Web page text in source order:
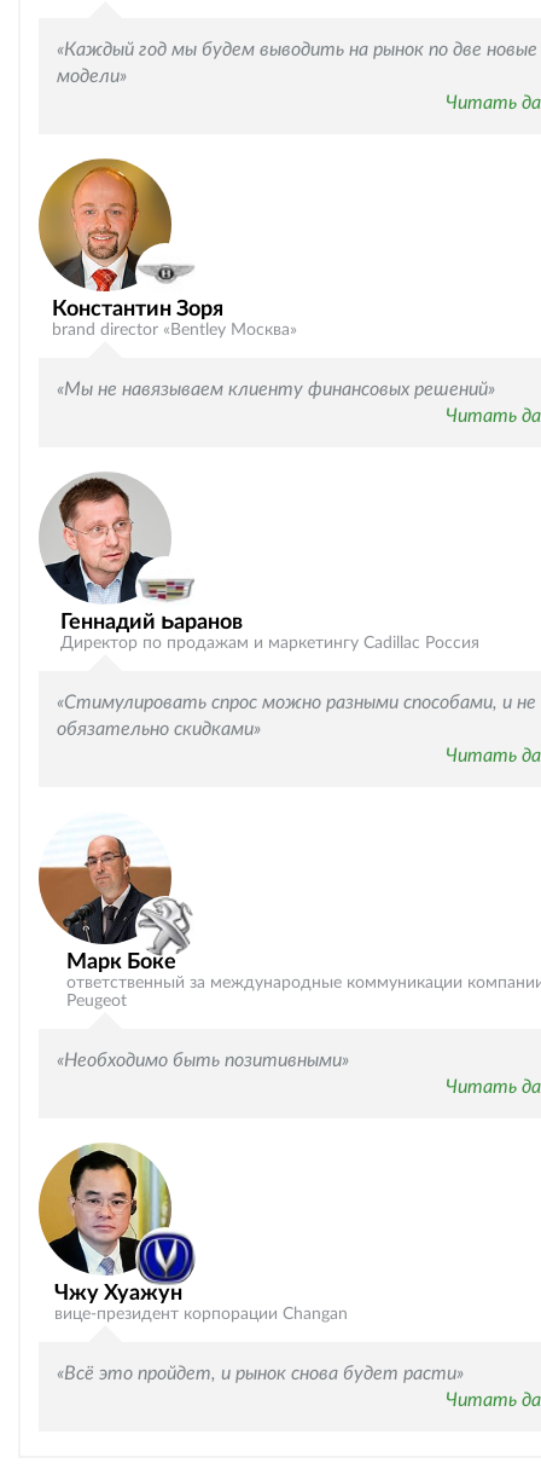
«Каждый год мы будем выводить на рынок по две новые
модели»
Читать
Константин Зоря
brand director «Bentley Москва»
«Мы не навязываем клиенту финансовых решений»
Читать
Геннадий Баранов
Директор по продажам и маркетингу Cadillac Россия
«Стимулировать спрос можно разными способами, и не
обязательно скидками»
Читать
Марк Боке
ответственный за международные коммуникации
Peugeot
«Необходимо быть позитивными»
Читать
Чжу Хуажун
вице-президент корпорации Changan
«Всё это пройдет, и рынок снова будет расти»
Читать